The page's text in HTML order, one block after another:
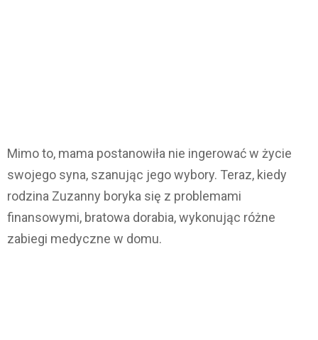
Mimo to, mama postanowiła nie ingerować w życie
swojego syna, szanując jego wybory. Teraz, kiedy
rodzina Zuzanny boryka się z problemami
finansowymi, bratowa dorabia, wykonując różne
zabiegi medyczne w domu.